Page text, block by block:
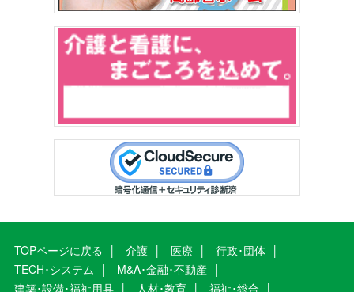
TOPページに戻る 介護 医療
行政･団体
TECH･システム
M&A･金融･不動産
建築･設備･福祉用具
人材･教育 福祉･総合